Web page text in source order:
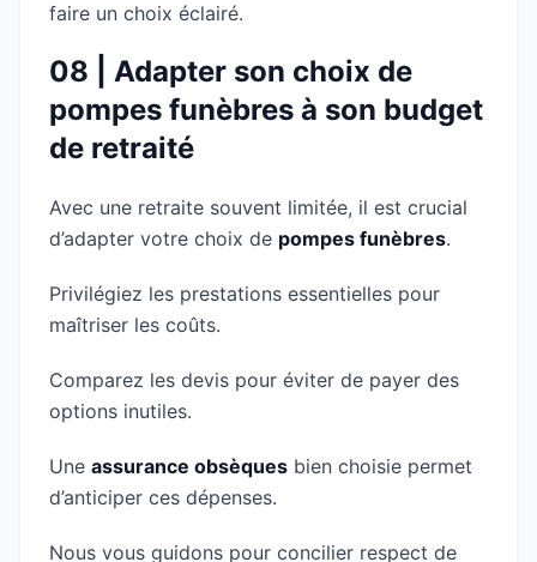
faire un choix éclairé.
08 | Adapter son choix de
pompes funèbres à son budget
de retraité
Avec une retraite souvent limitée, il est crucial
d’adapter votre choix de pompes funèbres.
Privilégiez les prestations essentielles pour
maîtriser les coûts.
Comparez les devis pour éviter de payer des
options inutiles.
Une assurance obsèques bien choisie permet
d’anticiper ces dépenses.
Nous vous guidons pour concilier respect de